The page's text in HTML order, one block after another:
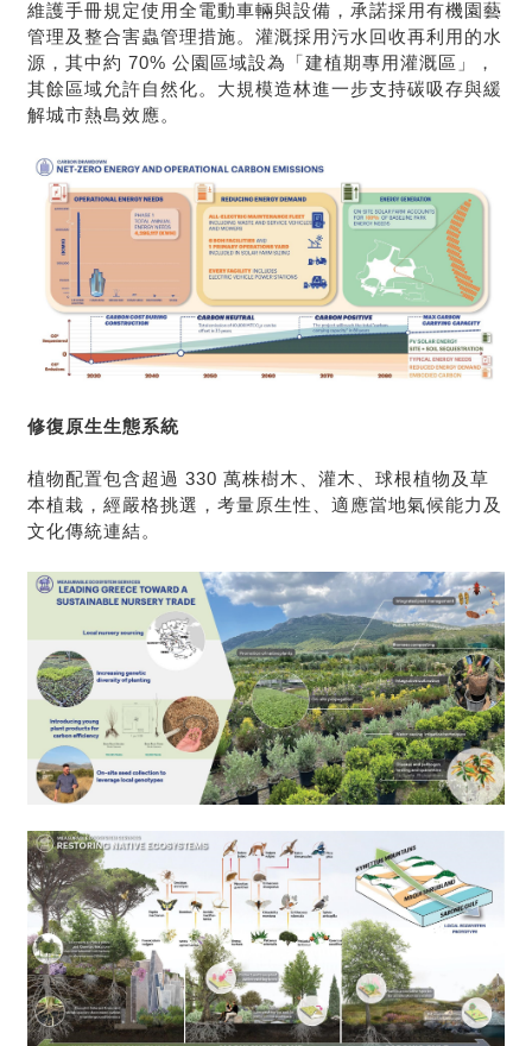
維護手冊規定使用全電動車輛與設備，承諾採用有機園藝
管理及整合害蟲管理措施。灌溉採用污水回收再利用的水
源，其中約 70% 公園區域設為「建植期專用灌溉區」，
其餘區域允許自然化。大規模造林進一步支持碳吸存與緩
解城市熱島效應。
修復原生生態系統
植物配置包含超過 330 萬株樹木、灌木、球根植物及草
本植栽，經嚴格挑選，考量原生性、適應當地氣候能力及
文化傳統連結。